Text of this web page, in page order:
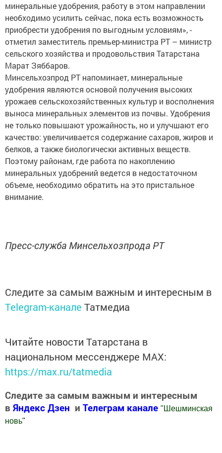
минеральные удобрения, работу в этом направлении
необходимо усилить сейчас, пока есть возможность
приобрести удобрения по выгодным условиям», -
отметил заместитель премьер-министра РТ – министр
сельского хозяйства и продовольствия Татарстана
Марат Зяббаров.
Минсельхозпрод РТ напоминает, минеральные
удобрения являются основой получения высоких
урожаев сельскохозяйственных культур и восполнения
выноса минеральных элементов из почвы. Удобрения
не только повышают урожайность, но и улучшают его
качество: увеличивается содержание сахаров, жиров и
белков, а также биологически активных веществ.
Поэтому районам, где работа по накоплению
минеральных удобрений ведется в недостаточном
объеме, необходимо обратить на это пристальное
внимание.
Пресс-служба Минсельхозпрода РТ
Следите за самым важным и интересным в
Telegram-канале Татмедиа
Читайте новости Татарстана в
национальном мессенджере MАХ:
https://max.ru/tatmedia
Следите за самым важным и интересным
в Яндекс Дзен и Телеграм канале " Шешминская
новь"